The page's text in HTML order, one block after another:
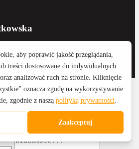
Home Nieruchomości | Wykonanie: